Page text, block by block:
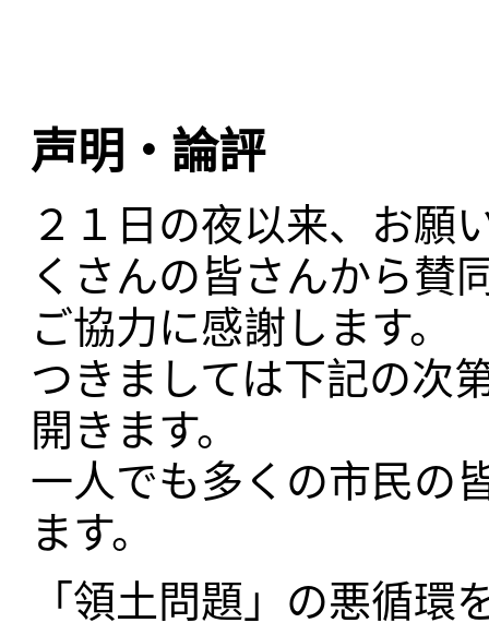
声明・論評
２１日の夜以来、お願
くさんの皆さんから賛
ご協力に感謝します。
つきましては下記の次
開きます。
一人でも多くの市民の
ます。
「領土問題」の悪循